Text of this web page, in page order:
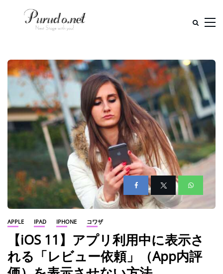
APPLE IPAD IPHONE コワザ
【iOS 11】アプリ利用中に表示さ
れる「レビュー依頼」（App内評